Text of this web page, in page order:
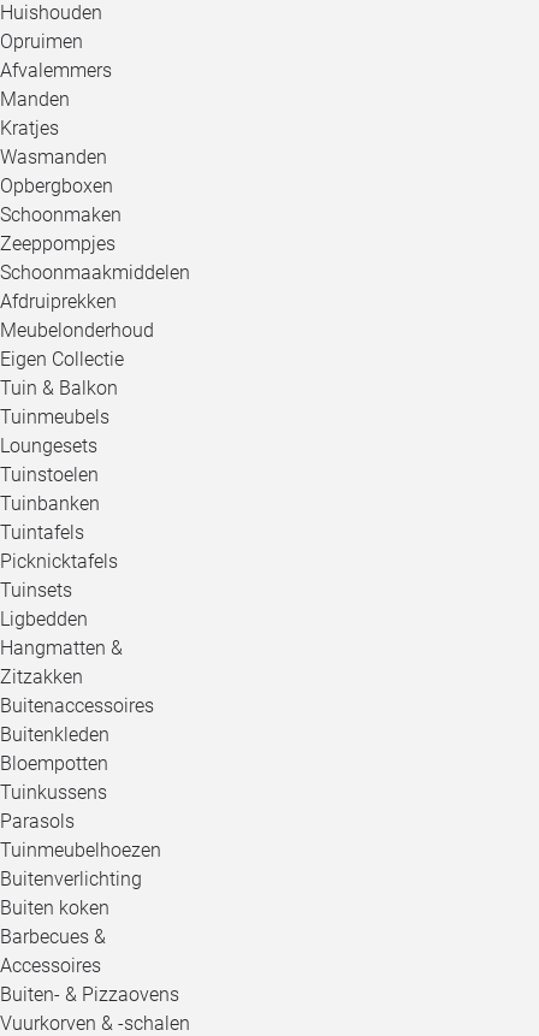
Huishouden
Opruimen
Afvalemmers
Manden
Kratjes
Wasmanden
Opbergboxen
Schoonmaken
Zeeppompjes
Schoonmaakmiddelen
Afdruiprekken
Meubelonderhoud
Eigen Collectie
Tuin & Balkon
Tuinmeubels
Loungesets
Tuinstoelen
Tuinbanken
Tuintafels
Picknicktafels
Tuinsets
Ligbedden
Hangmatten &
Zitzakken
Buitenaccessoires
Buitenkleden
Bloempotten
Tuinkussens
Parasols
Tuinmeubelhoezen
Buitenverlichting
Buiten koken
Barbecues &
Accessoires
Buiten- & Pizzaovens
Vuurkorven & -schalen